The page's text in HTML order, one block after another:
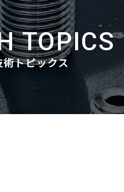
TOPICS
術トピックス